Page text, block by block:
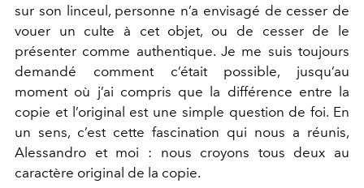
sur son linceul, personne n’a envisagé de cesser de
vouer un culte à cet objet, ou de cesser de le
présenter comme authentique. Je me suis toujours
demandé comment c’était possible, jusqu’au
moment où j’ai compris que la différence entre la
copie et l’original est une simple question de foi. En
un sens, c’est cette fascination qui nous a réunis,
Alessandro et moi : nous croyons tous deux au
caractère original de la copie.